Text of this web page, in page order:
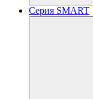
Серия SMART